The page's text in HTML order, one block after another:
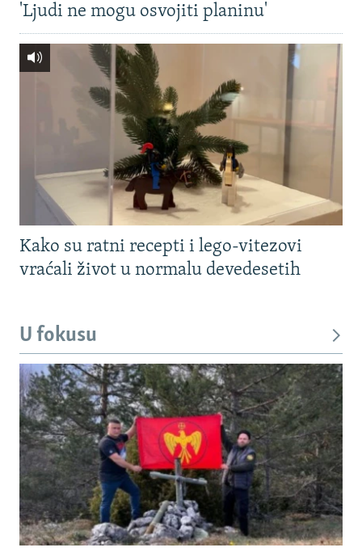
'Ljudi ne mogu osvojiti planinu'
Kako su ratni recepti i lego-vitezovi
vraćali život u normalu devedesetih
U fokusu